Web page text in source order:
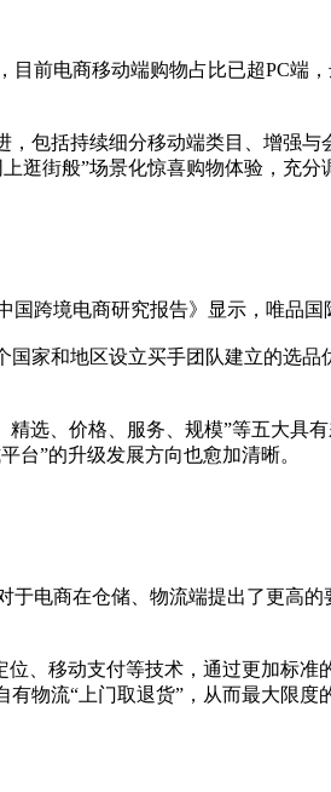
前电商移动端购物占比已超PC端
包括持续细分移动端类目、增强
街般”场景化惊喜购物体验，充分
跨境电商研究报告》显示，唯品
家和地区设立买手团队建立的选
选、价格、服务、规模”等五大具
台”的升级发展方向也愈加清晰。
电商在仓储、物流端提出了更高
、移动支付等技术，通过更加标
物流“上门取退货”，从而最大限度